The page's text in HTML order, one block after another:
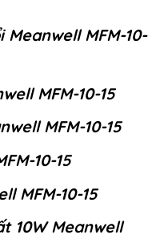
MFM-10-
MFM-10-15
MFM-10-15
10-15
MFM-10-15
10W Meanwell